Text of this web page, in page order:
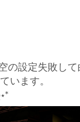
の設定失敗して
います。